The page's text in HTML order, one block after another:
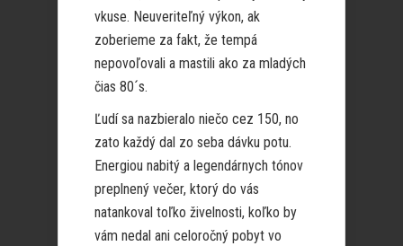
vkuse. Neuveriteľný výkon, ak
zoberieme za fakt, že tempá
nepovoľovali a mastili ako za mladých
čias 80´s.
Ľudí sa nazbieralo niečo cez 150, no
zato každý dal zo seba dávku potu.
Energiou nabitý a legendárnych tónov
preplnený večer, ktorý do vás
natankoval toľko živelnosti, koľko by
vám nedal ani celoročný pobyt vo